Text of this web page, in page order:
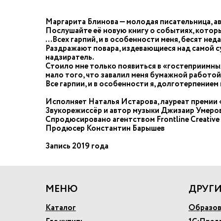
Маргарита Блинова — молодая писательница,
Послушайте её новую книгу о событиях,
…Всех гарпий, и в особенности меня, бесят
Раздражают повара, издевающиеся над самой
надзиратель.
Стоило мне только появиться в
мало того, что завалил меня бумажной
Все гарпии, и в особенности я,
Исполняет Наталья Истарова, лауреат
Звукорежиссёр и автор музыки Джизаир
Спродюсировано агентством Frontline Creative
Продюсер Константин Барышев
Запись 2019 года
МЕНЮ
Каталог